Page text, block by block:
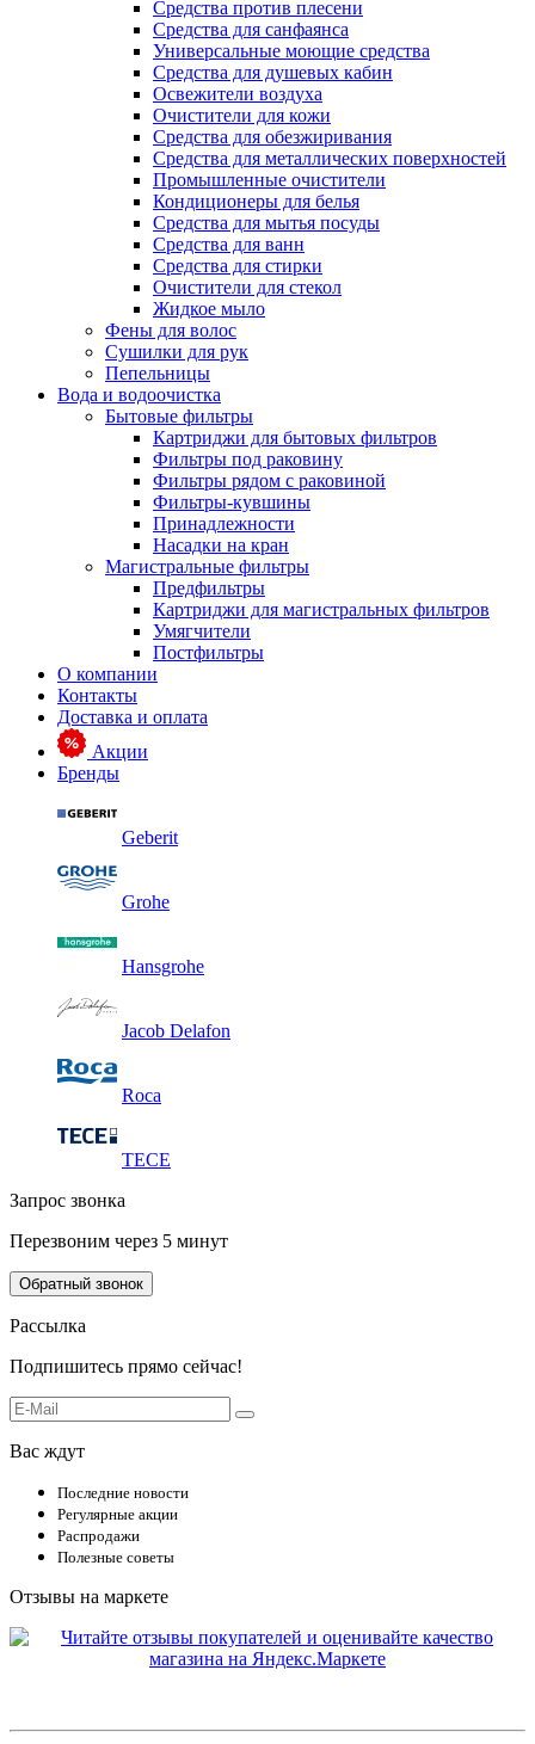
Средства против плесени
Средства для санфаянса
Универсальные моющие средства
Средства для душевых кабин
Освежители воздуха
Очистители для кожи
Средства для обезжиривания
Средства для металлических поверхностей
Промышленные очистители
Кондиционеры для белья
Средства для мытья посуды
Средства для ванн
Средства для стирки
Очистители для стекол
Жидкое мыло
Фены для волос
Сушилки для рук
Пепельницы
Вода и водоочистка
Бытовые фильтры
Картриджи для бытовых фильтров
Фильтры под раковину
Фильтры рядом с раковиной
Фильтры-кувшины
Принадлежности
Насадки на кран
Магистральные фильтры
Предфильтры
Картриджи для магистральных фильтров
Умягчители
Постфильтры
О компании
Контакты
Доставка и оплата
Акции
Бренды
Geberit
Grohe
Hansgrohe
Jacob Delafon
Roca
TECE
Запрос звонка
Перезвоним через 5 минут
Обратный звонок
Рассылка
Подпишитесь прямо сейчас!
Вас ждут
Последние новости
Регулярные акции
Распродажи
Полезные советы
Отзывы на маркете